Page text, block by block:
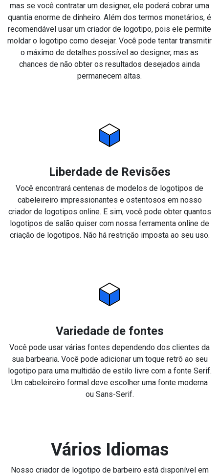
mas se você contratar um designer, ele poderá cobrar uma
quantia enorme de dinheiro. Além dos termos monetários, é
recomendável usar um criador de logotipo, pois ele permite
moldar o logotipo como desejar. Você pode tentar transmitir
o máximo de detalhes possível ao designer, mas as
chances de não obter os resultados desejados ainda
permanecem altas.
Liberdade de Revisões
Você encontrará centenas de modelos de logotipos de
cabeleireiro impressionantes e ostentosos em nosso
criador de logotipos online. E sim, você pode obter quantos
logotipos de salão quiser com nossa ferramenta online de
criação de logotipos. Não há restrição imposta ao seu uso.
Variedade de fontes
Você pode usar várias fontes dependendo dos clientes da
sua barbearia. Você pode adicionar um toque retrô ao seu
logotipo para uma multidão de estilo livre com a fonte Serif.
Um cabeleireiro formal deve escolher uma fonte moderna
ou Sans-Serif.
Vários Idiomas
Nosso criador de logotipo de barbeiro está disponível em